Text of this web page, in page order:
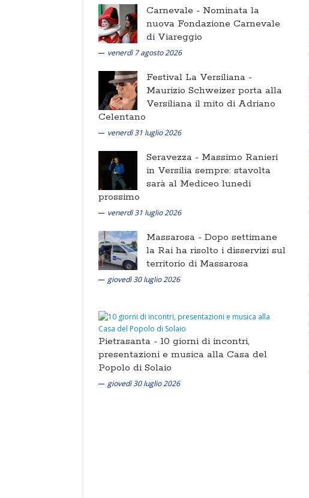
Carnevale - Nominata la
nuova Fondazione Carnevale
di Viareggio
venerdì 7 agosto 2026
Festival La Versiliana -
Maurizio Schweizer porta alla
Versiliana il mito di Adriano
Celentano
venerdì 31 luglio 2026
Seravezza - Massimo Ranieri
in Versilia sempre: stavolta
sarà al Mediceo lunedi
prossimo
venerdì 31 luglio 2026
Massarosa - Dopo settimane
la Rai ha risolto i disservizi sul
territorio di Massarosa
giovedì 30 luglio 2026
Pietrasanta - 10 giorni di incontri,
presentazioni e musica alla Casa del
Popolo di Solaio
giovedì 30 luglio 2026